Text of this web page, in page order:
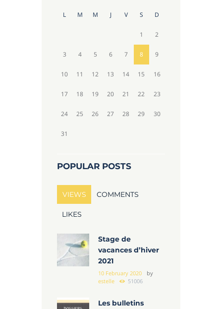
L M M J V S D
1 2
3 4 5 6 7 8 9
10 11 12 13 14 15 16
17 18 19 20 21 22 23
24 25 26 27 28 29 30
31
POPULAR POSTS
VIEWS COMMENTS
LIKES
Stage de
vacances d’hiver
2021
10 February 2020
by
estelle
51006
Les bulletins